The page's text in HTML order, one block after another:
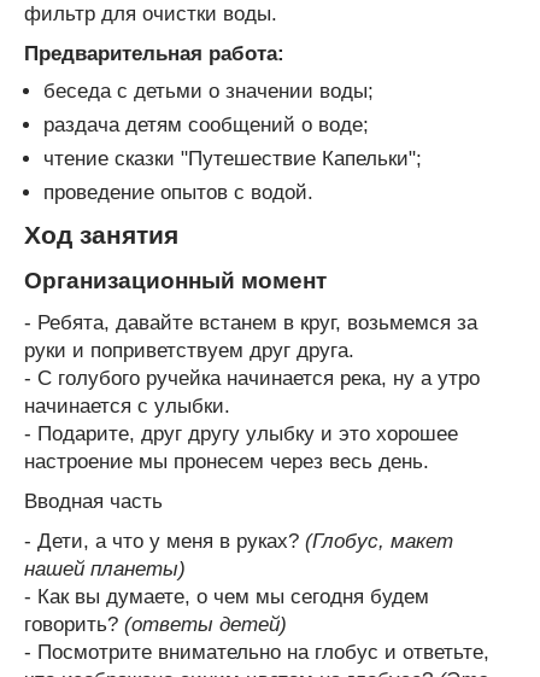
фильтр для очистки воды.
Предварительная работа:
беседа с детьми о значении воды;
раздача детям сообщений о воде;
чтение сказки "Путешествие Капельки";
проведение опытов с водой.
Ход занятия
Организационный момент
- Ребята, давайте встанем в круг, возьмемся за
руки и поприветствуем друг друга.
- С голубого ручейка начинается река, ну а утро
начинается с улыбки.
- Подарите, друг другу улыбку и это хорошее
настроение мы пронесем через весь день.
Вводная часть
- Дети, а что у меня в руках? (Глобус, макет
нашей планеты)
- Как вы думаете, о чем мы сегодня будем
говорить? (ответы детей)
- Посмотрите внимательно на глобус и ответьте,